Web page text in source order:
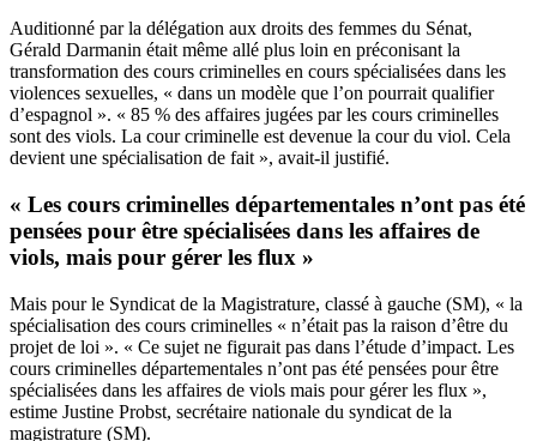
Auditionné par la délégation aux droits des femmes du Sénat,
Gérald Darmanin était même allé plus loin en préconisant la
transformation des cours criminelles en cours spécialisées dans les
violences sexuelles, « dans un modèle que l’on pourrait qualifier
d’espagnol ». « 85 % des affaires jugées par les cours criminelles
sont des viols. La cour criminelle est devenue la cour du viol. Cela
devient une spécialisation de fait », avait-il justifié.
« Les cours criminelles départementales n’ont pas été
pensées pour être spécialisées dans les affaires de
viols, mais pour gérer les flux »
Mais pour le Syndicat de la Magistrature, classé à gauche (SM), « la
spécialisation des cours criminelles « n’était pas la raison d’être du
projet de loi ». « Ce sujet ne figurait pas dans l’étude d’impact. Les
cours criminelles départementales n’ont pas été pensées pour être
spécialisées dans les affaires de viols mais pour gérer les flux »,
estime Justine Probst, secrétaire nationale du syndicat de la
magistrature (SM).